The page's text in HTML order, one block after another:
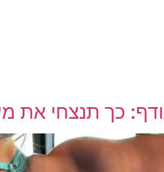
כך תנצחי את